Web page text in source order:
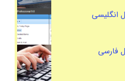
انگلیسی
فارسی